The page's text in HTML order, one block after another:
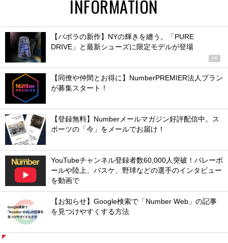
INFORMATION
【バボラの新作】NYの輝きを纏う。「PURE
DRIVE」と最新シューズに限定モデルが登場
PR
【同僚や仲間とお得に】NumberPREMIER法人プラン
が募集スタート！
【登録無料】Numberメールマガジン好評配信中。ス
ポーツの「今」をメールでお届け！
YouTubeチャンネル登録者数60,000人突破！バレーボ
ールや陸上、バスケ、野球などの選手のインタビュー
を動画で
【お知らせ】Google検索で「Number Web」の記事
を見つけやすくする方法